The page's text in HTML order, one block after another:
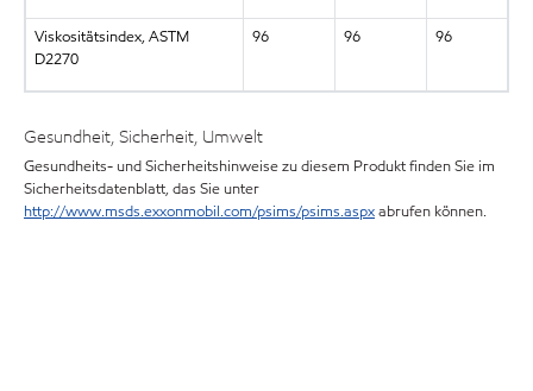
Viskositätsindex, ASTM
D2270
96 96 96
Gesundheit, Sicherheit, Umwelt
Gesundheits- und Sicherheitshinweise zu diesem Produkt finden Sie im
Sicherheitsdatenblatt, das Sie unter
http://www.msds.exxonmobil.com/psims/psims.aspxabrufen können.